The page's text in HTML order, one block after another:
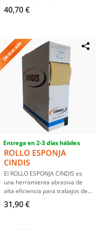
Ideal para lijar zonas difíciles en
carrocerías, esta esponja de
papel de lija en acabados y es
resistente a pliegues.
40,70 €
Destacado
Entrega en 2-3 días hábiles
ROLLO ESPONJA
CINDIS
El ROLLO ESPONJA CINDIS es
una herramienta abrasiva de
alta eficiencia para trabajos de
acabado en superficies curvas.
Disponibles en diferentes
31,90 €